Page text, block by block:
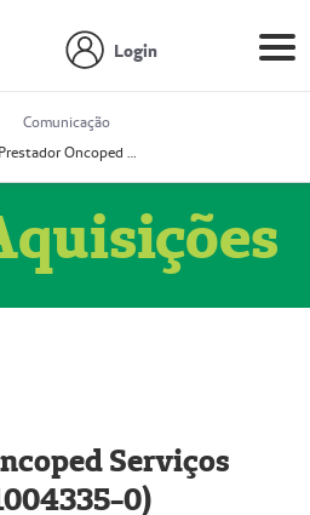
Login
Comunicação
Prestador Oncoped Serviços Médicos (51004335-0)
Serviços
0)